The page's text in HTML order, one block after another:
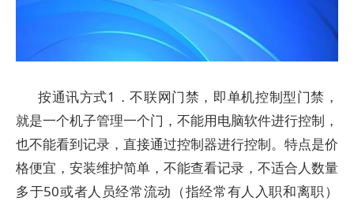
按通讯方式1．不联网门禁，即单机控制型门禁，
就是一个机子管理一个门，不能用电脑软件进行控制，
也不能看到记录，直接通过控制器进行控制。特点是价
格便宜，安装维护简单，不能查看记录，不适合人数量
多于50或者人员经常流动（指经常有人入职和离职）